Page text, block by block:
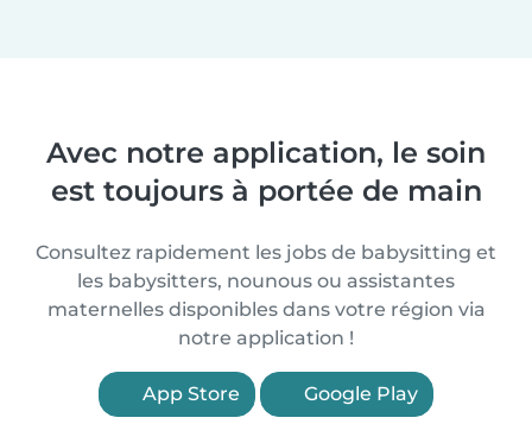
Avec notre application, le soin
est toujours à portée de main
Consultez rapidement les jobs de babysitting et
les babysitters, nounous ou assistantes
maternelles disponibles dans votre région via
notre application !
App Store Google Play